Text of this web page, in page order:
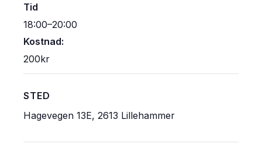
Tid
18:00–20:00
Kostnad:
200kr
STED
Hagevegen 13E, 2613 Lillehammer